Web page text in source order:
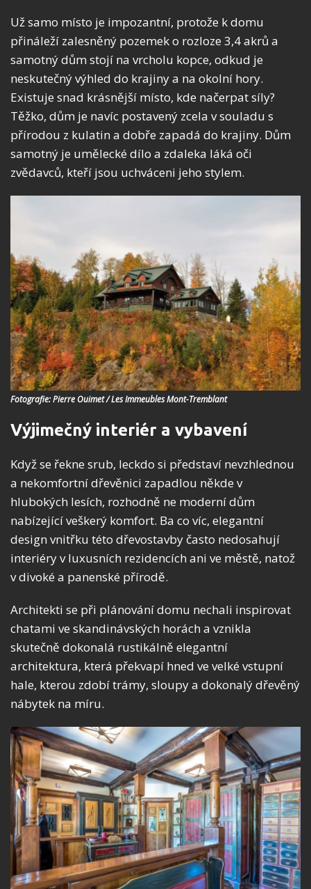
Už samo místo je impozantní, protože k domu
přináleží zalesněný pozemek o rozloze 3,4 akrů a
samotný dům stojí na vrcholu kopce, odkud je
neskutečný výhled do krajiny a na okolní hory.
Existuje snad krásnější místo, kde načerpat síly?
Těžko, dům je navíc postavený zcela v souladu s
přírodou z kulatin a dobře zapadá do krajiny. Dům
samotný je umělecké dílo a zdaleka láká oči
zvědavců, kteří jsou uchváceni jeho stylem.
Fotografie: Pierre Ouimet / Les Immeubles Mont-Tremblant
Výjimečný interiér a vybavení
Když se řekne srub, leckdo si představí nevzhlednou
a nekomfortní dřevěnici zapadlou někde v
hlubokých lesích, rozhodně ne moderní dům
nabízející veškerý komfort. Ba co víc, elegantní
design vnitřku této dřevostavby často nedosahují
interiéry v luxusních rezidencích ani ve městě, natož
v divoké a panenské přírodě.
Architekti se při plánování domu nechali inspirovat
chatami ve skandinávských horách a vznikla
skutečně dokonalá rustikálně elegantní
architektura, která překvapí hned ve velké vstupní
hale, kterou zdobí trámy, sloupy a dokonalý dřevěný
nábytek na míru.